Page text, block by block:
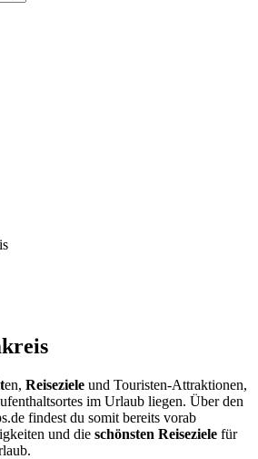
en, Reiseziele und Touristen-Attraktionen,
im Urlaub liegen. Über den
findest du somit bereits vorab
und die schönsten Reiseziele für